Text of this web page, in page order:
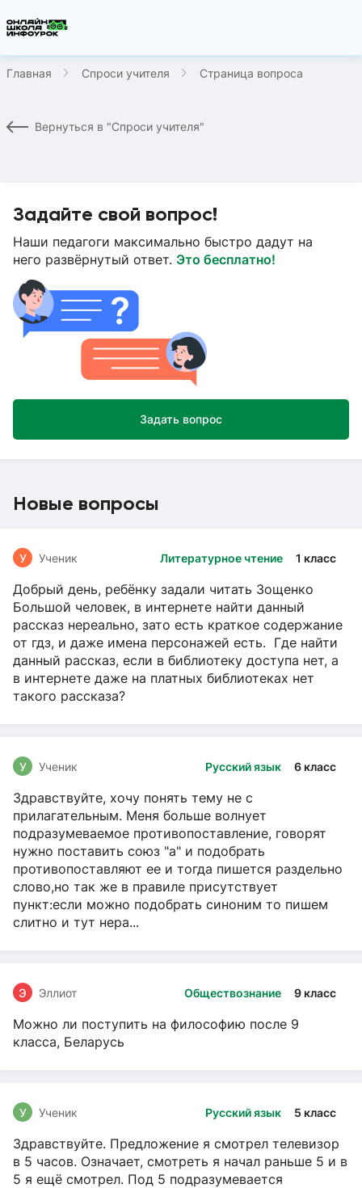
Главная Спроси учителя Страница вопроса
Вернуться в "Спроси учителя"
Задайте свой вопрос!
Наши педагоги максимально быстро дадут на
него развёрнутый ответ. Это бесплатно!
Задать вопрос
Новые вопросы
Литературное чтение 1 класс
У Ученик
Добрый день, ребёнку задали читать Зощенко
Большой человек, в интернете найти данный
рассказ нереально, зато есть краткое содержание
от гдз, и даже имена персонажей есть. Где найти
данный рассказ, если в библиотеку доступа нет, а
в интернете даже на платных библиотеках нет
такого рассказа?
Русский язык 6 класс
У Ученик
Здравствуйте, хочу понять тему не с
прилагательным. Меня больше волнует
подразумеваемое противопоставление, говорят
нужно поставить союз "а" и подобрать
противопоставляют ее и тогда пишется раздельно
слово,но так же в правиле присутствует
пункт:если можно подобрать синоним то пишем
слитно и тут нера...
Обществознание 9 класс
Э Эллиот
Можно ли поступить на философию после 9
класса, Беларусь
Русский язык 5 класс
У Ученик
Здравствуйте. Предложение я смотрел телевизор
в 5 часов. Означает, смотреть я начал раньше 5 и в
5 я ещё смотрел. Под 5 подразумевается